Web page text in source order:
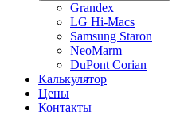
Grandex
LG Hi-Macs
Samsung Staron
NeoMarm
DuPont Corian
Калькулятор
Цены
Контакты